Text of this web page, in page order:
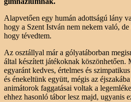
Alapvetően egy humán adottságú lány
hogy a Szent István nem nekem való,
hogy tévedtem.
Az osztállyal már a gólyatáborban
által készített játékoknak köszönhetően.
egyaránt kedves, értelmes és
és énekeltünk együtt, mégis az
animátorok faggatásai voltak a
ehhez hasonló tábor lesz majd, ugyanis